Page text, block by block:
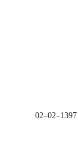
1397-02-02